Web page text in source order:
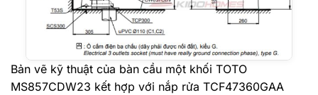
Bản vẽ kỹ thuật của bàn cầu một khối TOTO
MS857CDW23 kết hợp với nắp rửa TCF47360GAA